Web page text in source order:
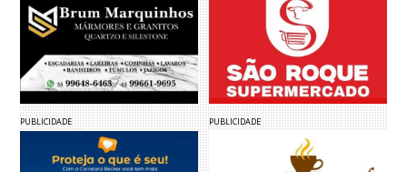
PUBLICIDADE PUBLICIDADE